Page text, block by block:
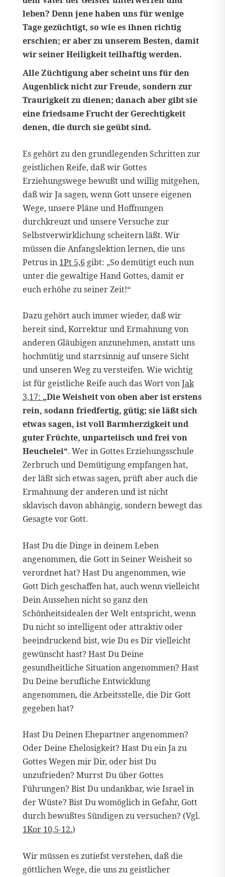
leben? Denn jene haben uns für wenige
Tage gezüchtigt, so wie es ihnen richtig
erschien; er aber zu unserem Besten, damit
wir seiner Heiligkeit teilhaftig werden.
Alle Züchtigung aber scheint uns für den
Augenblick nicht zur Freude, sondern zur
Traurigkeit zu dienen; danach aber gibt sie
eine friedsame Frucht der Gerechtigkeit
denen, die durch sie geübt sind.
Es gehört zu den grundlegenden Schritten zur
geistlichen Reife, daß wir Gottes
Erziehungswege bewußt und willig mitgehen,
daß wir Ja sagen, wenn Gott unsere eigenen
Wege, unsere Pläne und Hoffnungen
durchkreuzt und unsere Versuche zur
Selbstverwirklichung scheitern läßt. Wir
müssen die Anfangslektion lernen, die uns
Petrus in 1Pt 5,6 gibt: „So demütigt euch nun
unter die gewaltige Hand Gottes, damit er
euch erhöhe zu seiner Zeit!“
Dazu gehört auch immer wieder, daß wir
bereit sind, Korrektur und Ermahnung von
anderen Gläubigen anzunehmen, anstatt uns
hochmütig und starrsinnig auf unsere Sicht
und unseren Weg zu versteifen. Wie wichtig
ist für geistliche Reife auch das Wort vonJak
3,17: „Die Weisheit von oben aber ist erstens
rein, sodann friedfertig, gütig; sie läßt sich
etwas sagen, ist voll Barmherzigkeit und
guter Früchte, unparteiisch und frei von
Heuchelei“. Wer in Gottes Erziehungsschule
Zerbruch und Demütigung empfangen hat,
der läßt sich etwas sagen, prüft aber auch die
Ermahnung der anderen und ist nicht
sklavisch davon abhängig, sondern bewegt das
Gesagte vor Gott.
Hast Du die Dinge in deinem Leben
angenommen, die Gott in Seiner Weisheit so
verordnet hat? Hast Du angenommen, wie
Gott Dich geschaffen hat, auch wenn vielleicht
Dein Aussehen nicht so ganz den
Schönheitsidealen der Welt entspricht, wenn
Du nicht so intelligent oder attraktiv oder
beeindruckend bist, wie Du es Dir vielleicht
gewünscht hast? Hast Du Deine
gesundheitliche Situation angenommen? Hast
Du Deine berufliche Entwicklung
angenommen, die Arbeitsstelle, die Dir Gott
gegeben hat?
Hast Du Deinen Ehepartner angenommen?
Oder Deine Ehelosigkeit? Hast Du ein Ja zu
Gottes Wegen mir Dir, oder bist Du
unzufrieden? Murrst Du über Gottes
Führungen? Bist Du undankbar, wie Israel in
der Wüste? Bist Du womöglich in Gefahr, Gott
durch bewußtes Sündigen zu versuchen? (Vgl.
1Kor 10,5-12.)
Wir müssen es zutiefst verstehen, daß die
göttlichen Wege, die uns zu geistlicher